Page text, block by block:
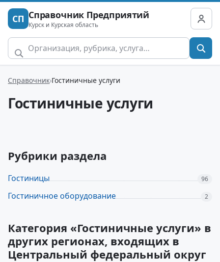
СП Справочник Предприятий
Курск и Курская область
Справочник Гостиничные услуги
Гостиничные услуги
Рубрики раздела
Гостиницы 96
Гостиничное оборудование 2
Категория «Гостиничные услуги» в
других регионах, входящих в
Центральный федеральный округ